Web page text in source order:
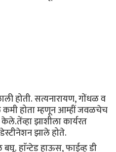
होती. सत्यनारायण, गोंधळ व
कमी होता म्हणून आम्हीं जवळचेच
झाशीला कार्यरत
झाले होते.
हाॅन्टेड हाऊस, फाईव्ह डी